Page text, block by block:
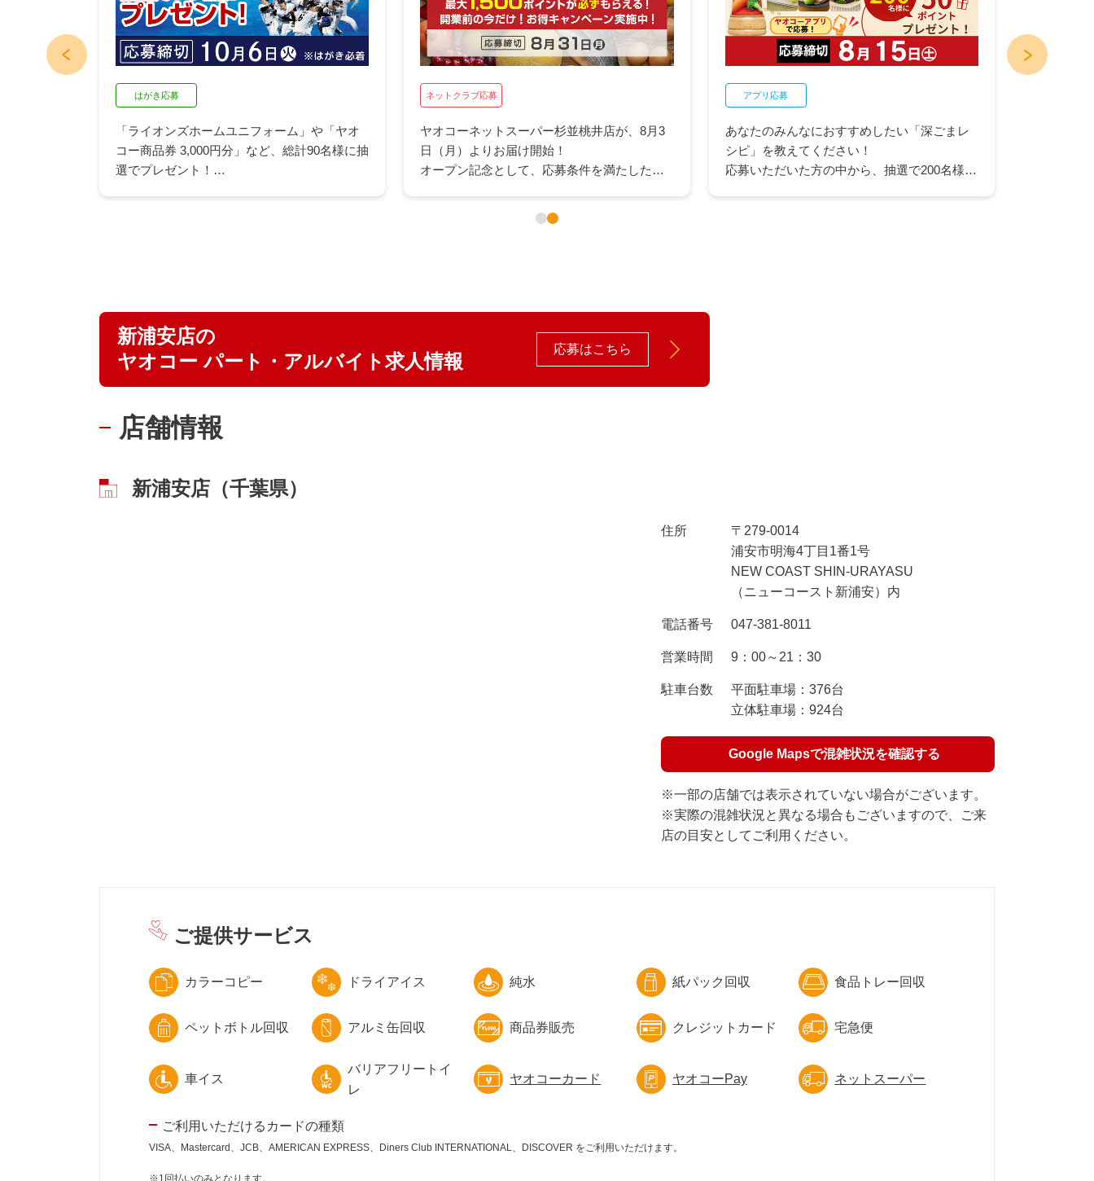
はがき応募
「ライオンズホームユニフォーム」や「ヤオ
コー商品券 3,000円分」など、総計90名様に抽
選でプレゼント！
ネットクラブ応募
ヤオコーネットスーパー杉並桃井店が、8月3
日（月）よりお届け開始！
オープン記念として、応募条件を満たしたお
アプリ応募
あなたのみんなにおすすめしたい「深ごまレ
シピ」を教えてください！
応募いただいた方の中から、抽選で200名様に
新浦安店の
ヤオコー パート・アルバイト求人情報
応募はこちら
店舗情報
新浦安店（千葉県）
住所
〒279-0014
浦安市明海4丁目1番1号
NEW COAST SHIN-URAYASU
（ニューコースト新浦安）内
電話番号 047-381-8011
営業時間 9：00～21：30
駐車台数
平面駐車場：376台
立体駐車場：924台
Google Mapsで混雑状況を確認する
※一部の店舗では表示されていない場合がございます。
※実際の混雑状況と異なる場合もございますので、ご来
店の目安としてご利用ください。
ご提供サービス
カラーコピー ドライアイス 純水 紙パック回収 食品トレー回収
ペットボトル回収 アルミ缶回収 商品券販売 クレジットカード 宅急便
車イス
バリアフリートイ
レ
ヤオコーカード ヤオコーPay ネットスーパー
ご利用いただけるカードの種類
VISA、Mastercard、JCB、AMERICAN EXPRESS、Diners Club INTERNATIONAL、DISCOVER をご利用いただけます。
※1回払いのみとなります。